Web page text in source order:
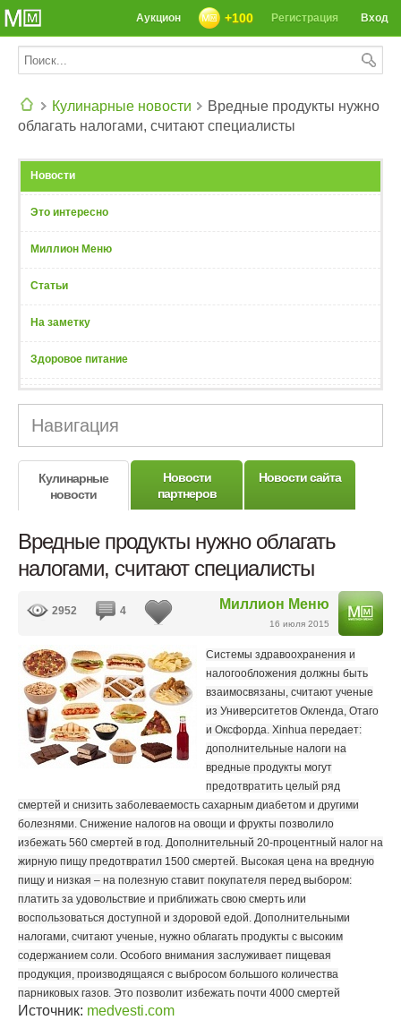
Вход
Регистрация
+100
Аукцион
Кулинарные новости
Вредные продукты нужно
облагать налогами, считают специалисты
Новости
Это интересно
Миллион Меню
Статьи
На заметку
Здоровое питание
Навигация
Кулинарные
новости
Новости
партнеров
Новости сайта
Вредные продукты нужно облагать
налогами, считают специалисты
Миллион Меню
16 июля 2015
2952 4
Системы здравоохранения и
налогообложения должны быть
взаимосвязаны, считают ученые
из Университетов Окленда, Отаго
и Оксфорда. Xinhua передает:
дополнительные налоги на
вредные продукты могут
предотвратить целый ряд
смертей и снизить заболеваемость сахарным диабетом и другими
болезнями. Снижение налогов на овощи и фрукты позволило
избежать 560 смертей в год. Дополнительный 20-процентный налог на
жирную пищу предотвратил 1500 смертей. Высокая цена на вредную
пищу и низкая – на полезную ставит покупателя перед выбором:
платить за удовольствие и приближать свою смерть или
воспользоваться доступной и здоровой едой. Дополнительными
налогами, считают ученые, нужно облагать продукты с высоким
содержанием соли. Особого внимания заслуживает пищевая
продукция, производящаяся с выбросом большого количества
парниковых газов. Это позволит избежать почти 4000 смертей
Источник: medvesti.com